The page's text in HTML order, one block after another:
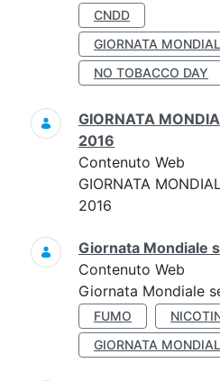
CNDD
GIORNATA
NO TOBACCO DAY
GIORNATA
2016
Contenuto Web
GIORNATA
2016
Giornata Mondiale
Contenuto Web
Giornata Mondiale
FUMO
GIORNATA